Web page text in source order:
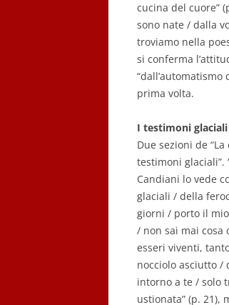
cucina del cuore”
sono nate / dalla
troviamo nella
si conferma
prima volta.
I testimoni glaciali
Due sezioni de
testimoni glaciali”.
Candiani lo vede
glaciali / della
giorni / porto il
/ non sai mai cosa
esseri viventi,
nocciolo asciutto /
intorno a te / solo
ustionata” (p. 21),